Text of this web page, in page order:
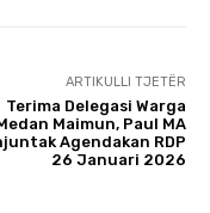
ARTIKULLI TJETËR
Terima Delegasi Warga
Maimun, Paul MA
Agendakan RDP
26 Januari 2026